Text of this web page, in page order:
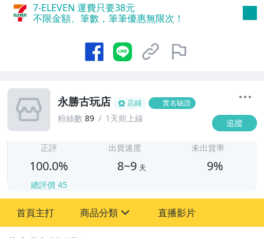
7-ELEVEN 運費只要38元
不限金額、筆數，筆筆優惠無限次！
永勝古玩店 店鋪 實名驗證
粉絲數 89 1天前上線 追蹤
正評
100.0%
總評價 45
出貨速度
8~9 天
未出貨率
9%
首頁主打 商品分類 直播影片